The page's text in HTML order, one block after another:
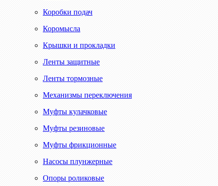
Коробки подач
Коромысла
Крышки и прокладки
Ленты защитные
Ленты тормозные
Механизмы переключения
Муфты кулачковые
Муфты резиновые
Муфты фрикционные
Насосы плунжерные
Опоры роликовые